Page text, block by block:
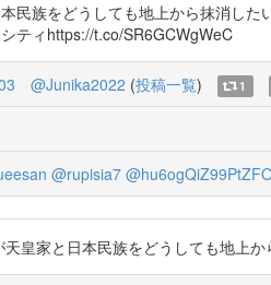
民族をどうしても地上から抹消し
ティhttps://t.co/SR6GCWgWeC
@Junika2022 (投稿一覧) 1
@rupisia7
皇家と日本民族をどうしても地上